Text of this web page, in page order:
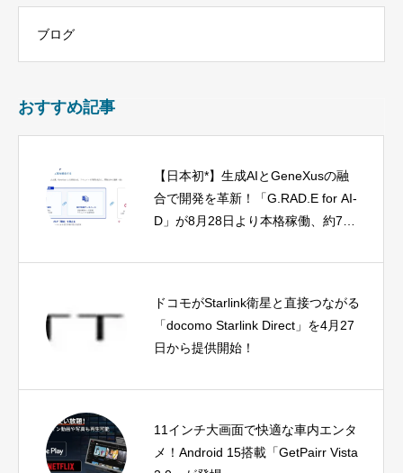
ブログ
おすすめ記事
【日本初*】生成AIとGeneXusの融
合で開発を革新！「G.RAD.E for AI-
D」が8月28日より本格稼働、約77%
ドコモがStarlink衛星と直接つながる
「docomo Starlink Direct」を4月27
日から提供開始！
11インチ大画面で快適な車内エンタ
メ！Android 15搭載「GetPairr Vista